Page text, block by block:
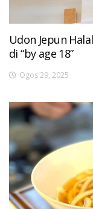
Udon Jepun
di “by age 18”
Ogos 29, 2025